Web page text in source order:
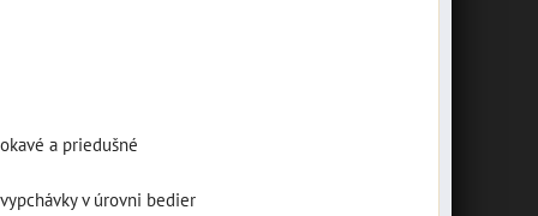
a priedušné
v úrovni bedier